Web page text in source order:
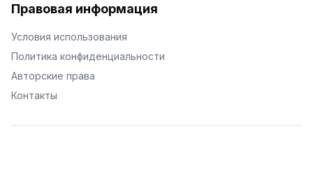
Правовая информация
Условия использования
Политика конфиденциальности
Авторские права
Контакты